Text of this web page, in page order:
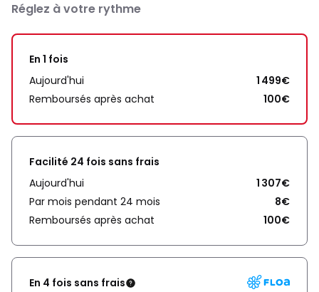
Réglez à votre rythme
En 1 fois
Aujourd'hui
1 499€
Remboursés après achat
100€
Facilité 24 fois sans frais
Aujourd'hui
1 307€
Par mois pendant 24 mois
8€
Remboursés après achat
100€
En 4 fois sans frais